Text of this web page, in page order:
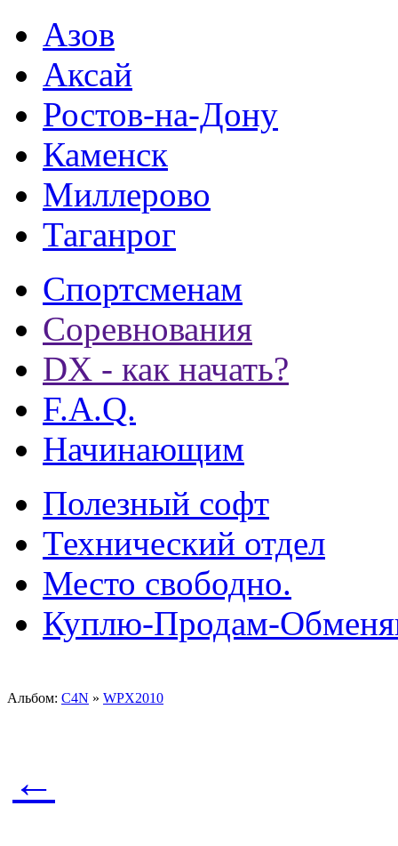
Азов
Аксай
Ростов-на-Дону
Каменск
Миллерово
Таганрог
Спортсменам
Соревнования
DX - как начать?
F.A.Q.
Начинающим
Полезный софт
Технический отдел
Место свободно.
Куплю-Продам-
Альбом: C4N » WPX2010
←